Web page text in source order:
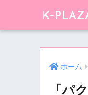
K-
ホーム
「パ